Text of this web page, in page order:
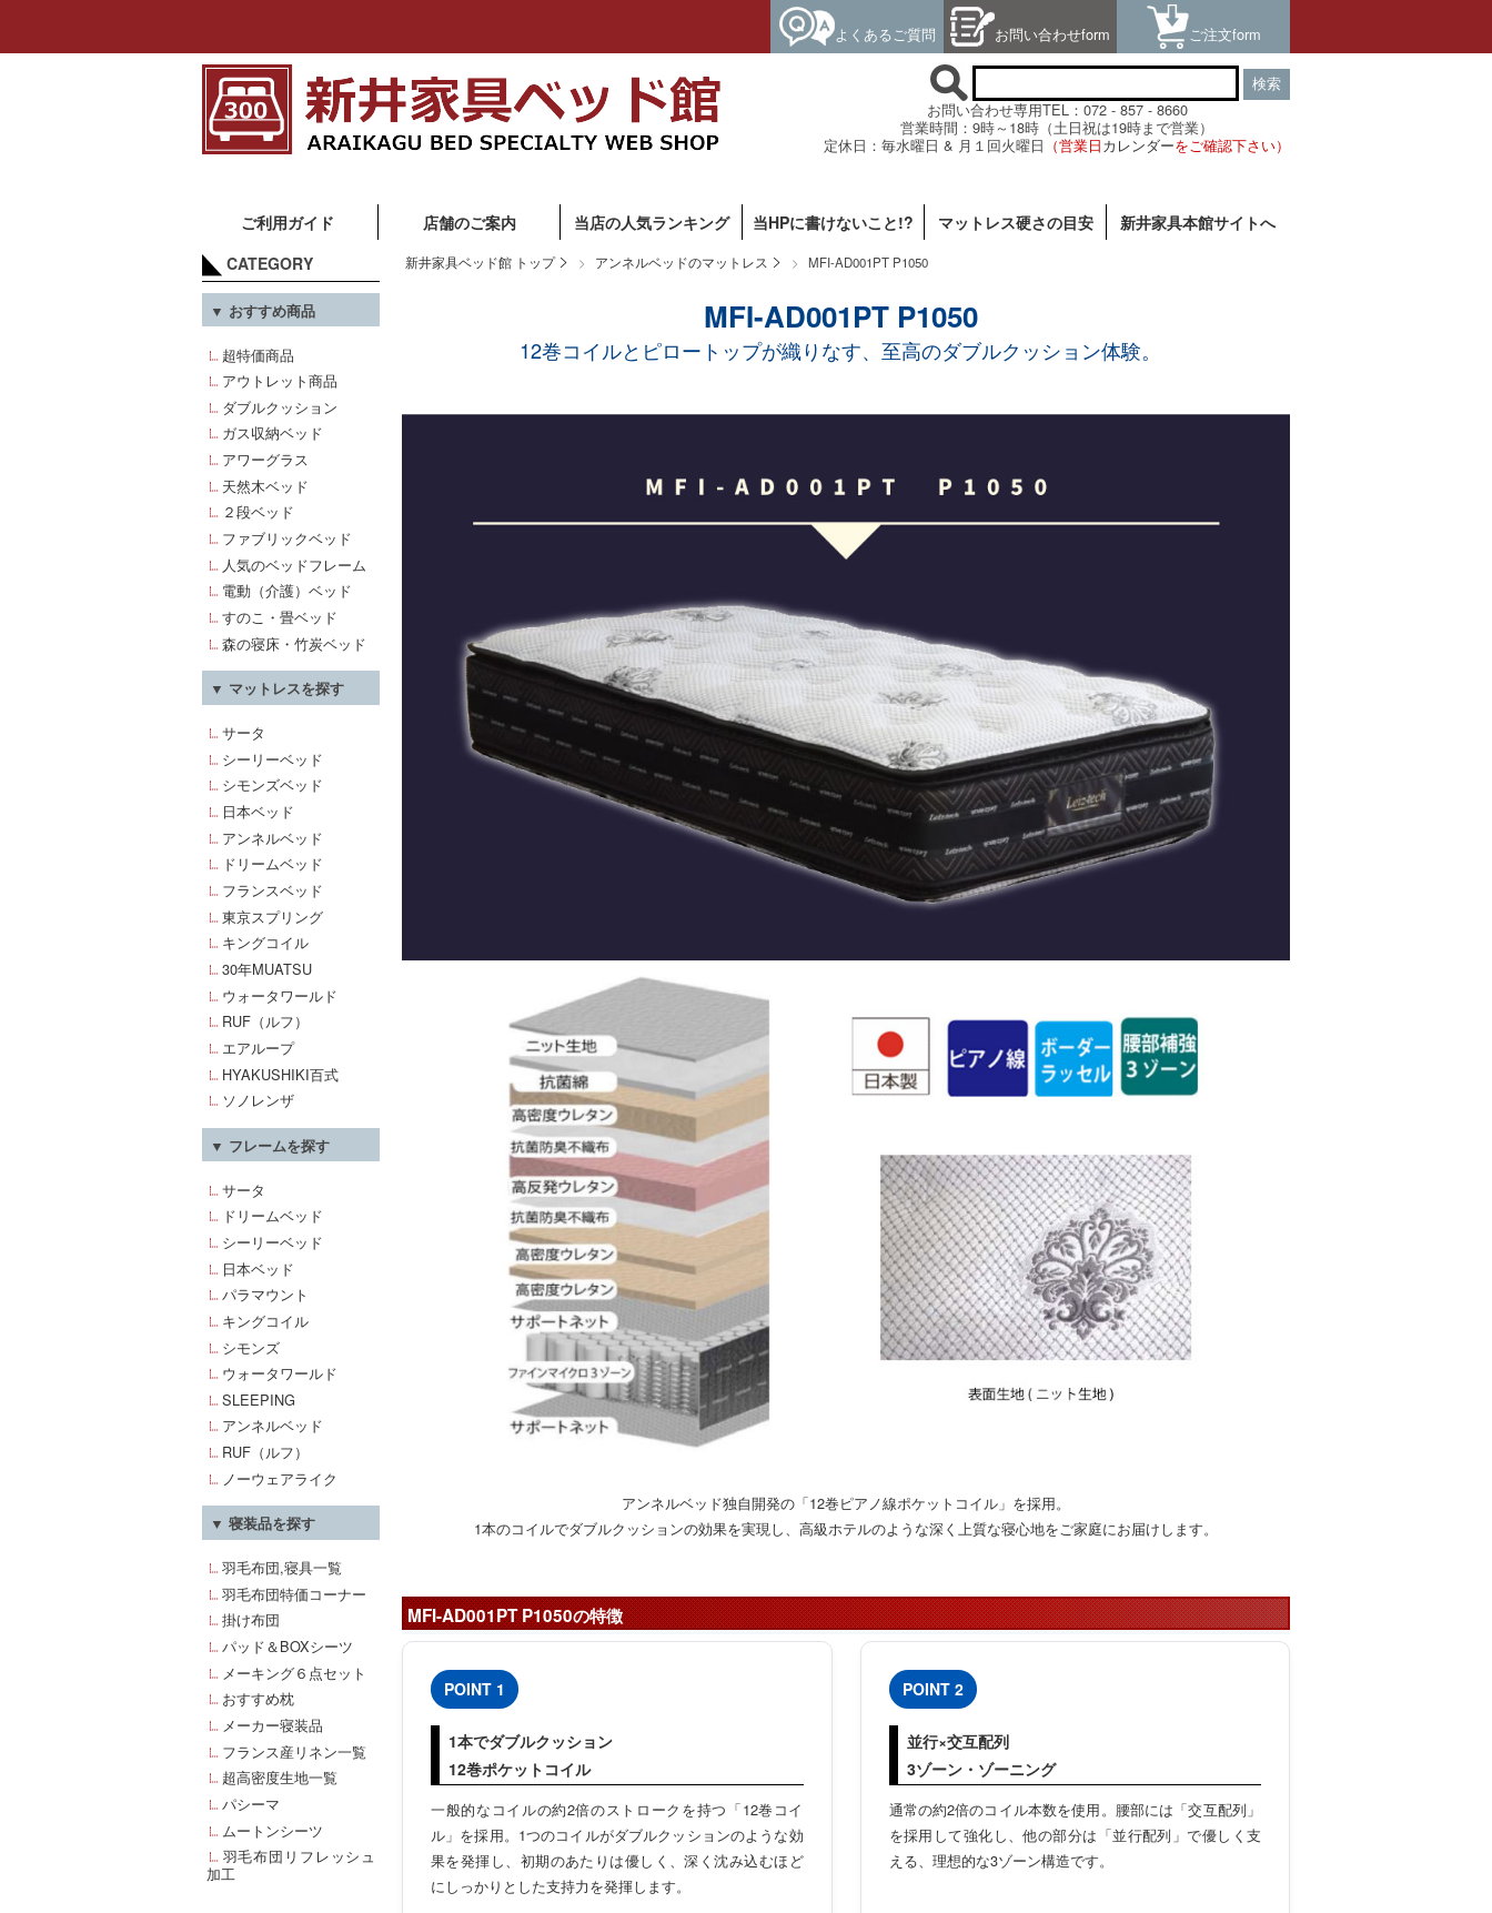
よくあるご質問 お問い合わせform ご注文form
検索
お問い合わせ専用TEL：072 - 857 - 8660
営業時間：9時～18時（土日祝は19時まで営業）
定休日：毎水曜日 & 月１回火曜日 （営業日カレンダーをご確認下さい）
ご利用ガイド 店舗のご案内 当店の人気ランキング 当HPに書けないこと!? マットレス硬さの目安
新井家具本館サイトへ
CATEGORY
▼ おすすめ商品
超特価商品
アウトレット商品
ダブルクッション
ガス収納ベッド
アワーグラス
天然木ベッド
２段ベッド
ファブリックベッド
人気のベッドフレーム
電動（介護）ベッド
すのこ・畳ベッド
森の寝床・竹炭ベッド
▼ マットレスを探す
サータ
シーリーベッド
シモンズベッド
日本ベッド
アンネルベッド
ドリームベッド
フランスベッド
東京スプリング
キングコイル
30年MUATSU
ウォータワールド
RUF（ルフ）
エアループ
HYAKUSHIKI百式
ソノレンザ
▼ フレームを探す
サータ
ドリームベッド
シーリーベッド
日本ベッド
パラマウント
キングコイル
シモンズ
ウォータワールド
SLEEPING
アンネルベッド
RUF（ルフ）
ノーウェアライク
▼ 寝装品を探す
羽毛布団,寝具一覧
羽毛布団特価コーナー
掛け布団
パッド＆BOXシーツ
メーキング６点セット
おすすめ枕
メーカー寝装品
フランス産リネン一覧
超高密度生地一覧
パシーマ
ムートンシーツ
羽毛布団リフレッシュ
加工
新井家具ベッド館 トップ アンネルベッドのマットレス MFI-AD001PT P1050
MFI-AD001PT P1050
12巻コイルとピロートップが織りなす、至高のダブルクッション体験。
アンネルベッド独自開発の「12巻ピアノ線ポケットコイル」を採用。
1本のコイルでダブルクッションの効果を実現し、高級ホテルのような深く上質な寝心地をご家庭にお届けします。
MFI-AD001PT P1050の特徴
POINT 1
1本でダブルクッション
12巻ポケットコイル
一般的なコイルの約2倍のストロークを持つ「12巻コイ
ル」を採用。1つのコイルがダブルクッションのような効
果を発揮し、初期のあたりは優しく、深く沈み込むほど
にしっかりとした支持力を発揮します。
POINT 2
並行×交互配列
3ゾーン・ゾーニング
通常の約2倍のコイル本数を使用。腰部には「交互配列」
を採用して強化し、他の部分は「並行配列」で優しく支
える、理想的な3ゾーン構造です。